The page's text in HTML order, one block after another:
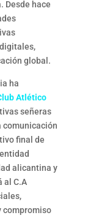
Desde hace
global.
ha
Atlético
señeras
comunicación
final de
alicantina y
al C.A
compromiso